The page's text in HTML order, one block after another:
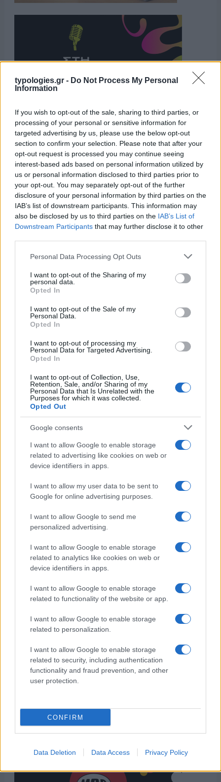
typologies.gr - Do Not Process My Personal
Information
If you wish to opt-out of the sale, sharing to third parties, or
processing of your personal or sensitive information for
targeted advertising by us, please use the below opt-out
section to confirm your selection. Please note that after your
opt-out request is processed you may continue seeing
interest-based ads based on personal information utilized by
us or personal information disclosed to third parties prior to
your opt-out. You may separately opt-out of the further
disclosure of your personal information by third parties on the
IAB’s list of downstream participants. This information may
also be disclosed by us to third parties on the IAB’s List of
Downstream Participants that may further disclose it to other
Please note that this website/app uses one or more Google
not limited to your visit or usage behaviour. You may click to
grant or deny consent to Google and its third-party tags to
use your data for below specified purposes in below Google
consent section.
Personal Data Processing Opt Outs
I want to opt-out of the Sharing of my
personal data.
Opted In
I want to opt-out of the Sale of my
Personal Data.
Opted In
I want to opt-out of processing my
Personal Data for Targeted Advertising.
Opted In
I want to opt-out of Collection, Use,
Retention, Sale, and/or Sharing of my
Personal Data that Is Unrelated with the
Purposes for which it was collected.
Opted Out
Google consents
I want to allow Google to enable storage
related to advertising like cookies on web or
device identifiers in apps.
I want to allow my user data to be sent to
Google for online advertising purposes.
I want to allow Google to send me
personalized advertising.
I want to allow Google to enable storage
related to analytics like cookies on web or
device identifiers in apps.
I want to allow Google to enable storage
related to functionality of the website or app.
I want to allow Google to enable storage
related to personalization.
I want to allow Google to enable storage
related to security, including authentication
functionality and fraud prevention, and other
user protection.
CONFIRM
Data Deletion Data Access Privacy Policy
Η ΣΤΗΛΗ ΜΑΣ
της Ζωής μας
το ελληνικό καλοκαίρι και ένας
πολιτισμός που μας ενώνει κάθε μέρα.
ΟΣΑ ΧΡΕΙΑΖΕΣΑΙ
ΓΙΑ ΤΟ ΚΑΛΟΚΑΙΡΙ ΣΟΥ →
ΤΟ ΠΑΡΟΝ ΤΗΣ ΚΥΡΙΑΚΗΣ